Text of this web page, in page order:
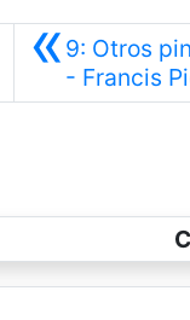
«9: Otros
- Francis